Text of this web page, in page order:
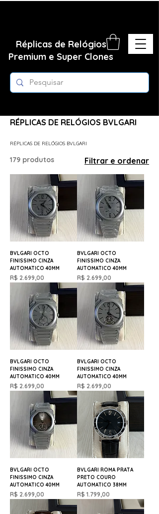
Réplicas de Relógios
Premium e Super Clones
RÉPLICAS DE RELÓGIOS BVLGARI
RÉPLICAS DE RELÓGIOS BVLGARI
179 produtos Filtrar e ordenar
BVLGARI OCTO
FINISSIMO CINZA
AUTOMATICO 40MM
Preço
R$ 2.699,00
BVLGARI OCTO
FINISSIMO CINZA
AUTOMATICO 40MM
Preço
R$ 2.699,00
BVLGARI OCTO
FINISSIMO CINZA
AUTOMATICO 40MM
Preço
R$ 2.699,00
BVLGARI OCTO
FINISSIMO CINZA
AUTOMATICO 40MM
Preço
R$ 2.699,00
BVLGARI OCTO
FINISSIMO CINZA
AUTOMATICO 40MM
Preço
R$ 2.699,00
BVLGARI ROMA PRATA
PRETO COURO
AUTOMATICO 38MM
Preço
R$ 1.799,00